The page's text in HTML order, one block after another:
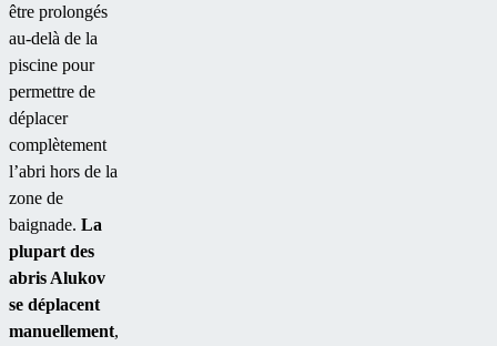
être prolongés
au-delà de la
piscine pour
permettre de
déplacer
complètement
l’abri hors de la
zone de
baignade. La
plupart des
abris Alukov
se déplacent
manuellement,